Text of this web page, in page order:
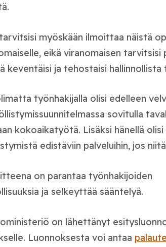
myöskään ilmoittaa näistä
eikä viranomaisen tarvitsisi
keventäisi ja tehostaisi hallinnollista
työnhakijalla olisi edelleen
sovitulla
kokoaikatyötä. Lisäksi hänellä olisi
edistäviin palveluihin, jos
on parantaa työnhakijoiden
ja selkeyttää sääntelyä.
on lähettänyt
Luonnoksesta voi antaa